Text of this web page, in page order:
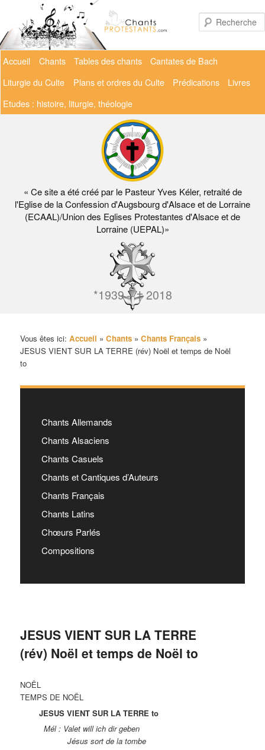
contenu
principal
« Ce site a été créé par le Pasteur Yves Kéler, retraité de
l'Eglise de la Confession d'Augsbourg d'Alsace et de Lorraine
(ECAAL)/Union des Eglises Protestantes d'Alsace et de
Lorraine (UEPAL)»
*1939 – † 2018
Menu
Accueil Chants Tables des chants
Cantates de Bach
Liturgie du Culte
Plans et ordres du Culte Prédications
Livres
Etudes : histoire, liturgie, théologie
JESUS VIENT SUR LA TERRE
(rév) Noël et temps de Noël to
NOËL
TEMPS DE NOËL
JESUS VIENT SUR LA TERRE to
Mél : Valet will ich dir geben
Jésus sort de la tombe
Vous êtes ici:Accueil »Chants »Chants Français »
JESUS VIENT SUR LA TERRE (rév) Noël et temps de Noël
to
Chants Allemands
Chants Alsaciens
Chants Casuels
Chants et Cantiques d’Auteurs
Chants Français
Chants Latins
Chœurs Parlés
Compositions